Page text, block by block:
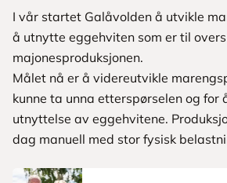
I vår startet Galåvolden å utvikle
å utnytte eggehviten som er til
majonesproduksjonen.
Målet nå er å videreutvikle
kunne ta unna etterspørselen og for
utnyttelse av eggehvitene.
dag manuell med stor fysisk